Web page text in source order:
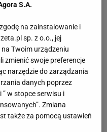
S.A.
na zainstalowanie i
sp. z o.o., jej
Twoim urządzeniu
zmienić swoje preferencje
narzędzie do zarządzania
danych poprzez
w stopce serwisu i
Zmiana
także za pomocą ustawień